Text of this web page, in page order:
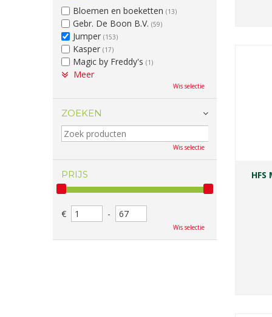
HFS
Bloemen en boeketten (13)
Gebr. De Boon B.V. (59)
Jumper (153)
Kasper (17)
Magic by Freddy's (1)
Meer
Wis selectie
ZOEKEN
Wis selectie
PRIJS
€ -
Wis selectie